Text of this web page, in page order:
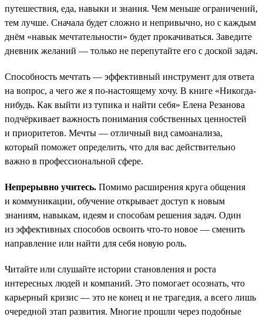
путешествия, еда, навыки и знания. Чем меньше ограничений,
тем лучше. Сначала будет сложно и непривычно, но с каждым
днём «навык мечтательности» будет прокачиваться. Заведите
дневник желаний — только не перепутайте его с доской задач.
Способность мечтать — эффективный инструмент для ответа
на вопрос, а чего же я по-настоящему хочу. В книге «Никогда-
нибудь. Как выйти из тупика и найти себя» Елена Резанова
подчёркивает важность понимания собственных ценностей
и приоритетов. Мечты — отличный вид самоанализа,
который поможет определить, что для вас действительно
важно в профессиональной сфере.
Непрерывно учитесь. Помимо расширения круга общения
и коммуникации, обучение открывает доступ к новым
знаниям, навыкам, идеям и способам решения задач. Один
из эффективных способов освоить что-то новое — сменить
направление или найти для себя новую роль.
Читайте или слушайте истории становления и роста
интересных людей и компаний. Это помогает осознать, что
карьерный кризис — это не конец и не трагедия, а всего лишь
очередной этап развития. Многие прошли через подобные